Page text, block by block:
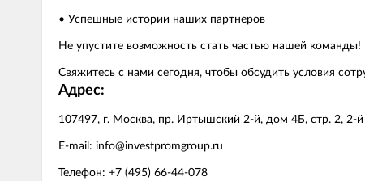
• Успешные истории наших партнеров
Не упустите возможность стать частью нашей команды!
Свяжитесь с нами сегодня, чтобы обсудить условия
Адрес:
107497, г. Москва, пр. Иртышский 2-й, дом 4Б, стр. 2, 2-
E-mail: info@investpromgroup.ru
Телефон: +7 (495) 66-44-078